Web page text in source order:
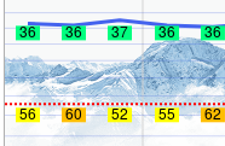
36 36 37 36 36
56 60 52 55 62